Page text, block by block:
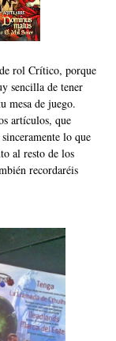
rol Crítico, porque
sencilla de tener
mesa de juego.
artículos, que
lo que
al resto de los
recordaréis